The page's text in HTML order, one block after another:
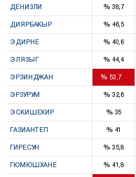
ДЕНИЗЛИ %38,7
ДИЯРБАКЫР %46,5
ЭДИРНЕ %40,6
ЭЛЯЗЫГ %44,4
ЭРЗИНДЖАН %53,7
ЭРЗУРУМ %32,6
ЭСКИШЕХИР %35
ГАЗИАНТЕП %41
ГИРЕСУН %35,8
ГЮМЮШХАНЕ %41,8